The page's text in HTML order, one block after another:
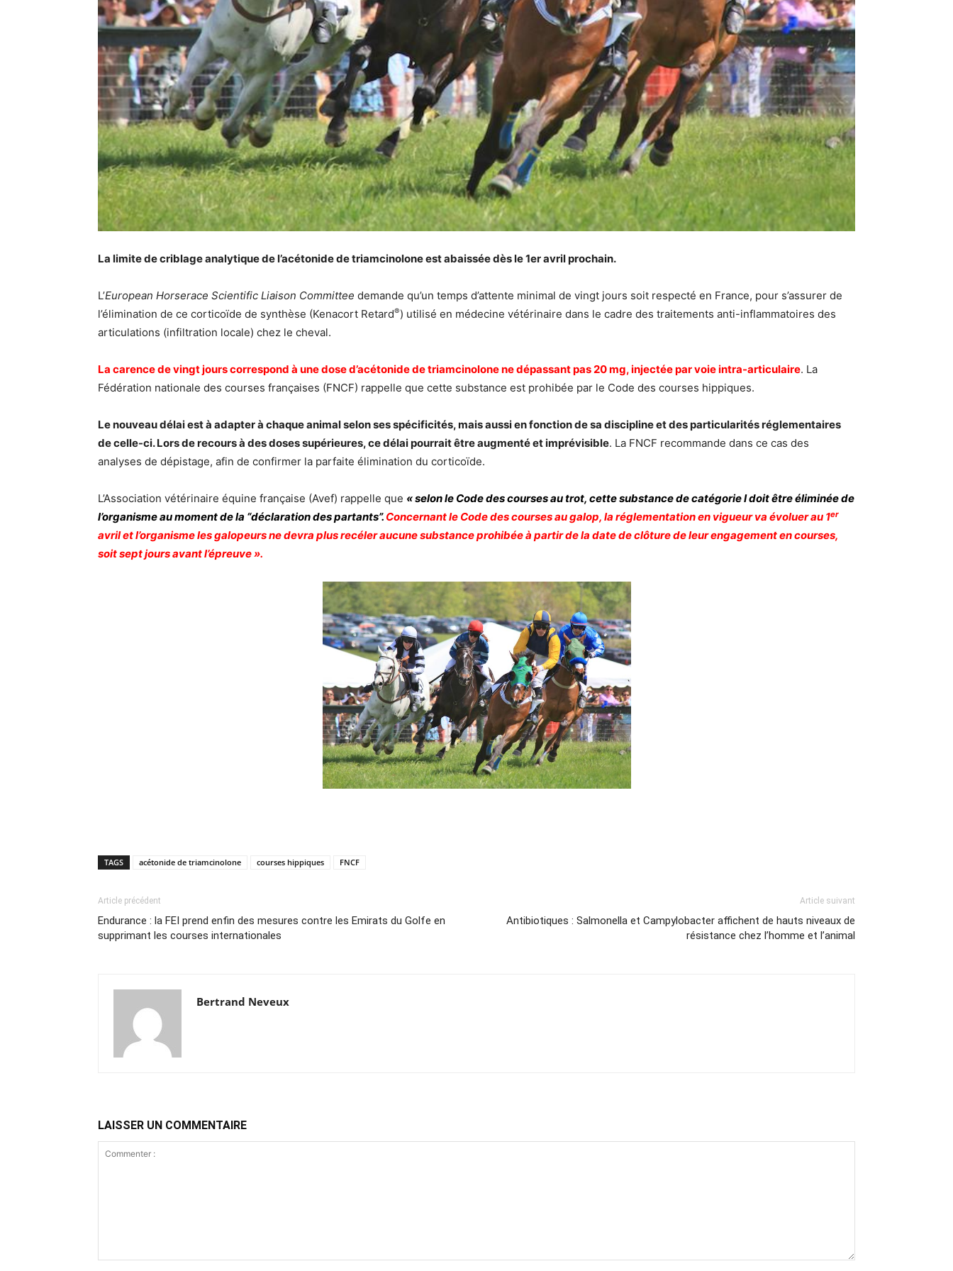
La limite de criblage analytique de l’acétonide de triamcinolone est abaissée dès le 1er avril prochain.
L’European Horserace Scientific Liaison Committee demande qu’un temps d’attente minimal de vingt jours soit respecté en France, pour s’assurer de
l’élimination de ce corticoïde de synthèse (Kenacort Retard®) utilisé en médecine vétérinaire dans le cadre des traitements anti-inflammatoires des
articulations (infiltration locale) chez le cheval.
La carence de vingt jours correspond à une dose d’acétonide de triamcinolone ne dépassant pas 20 mg, injectée par voie intra-articulaire. La
Fédération nationale des courses françaises (FNCF) rappelle que cette substance est prohibée par le Code des courses hippiques.
Le nouveau délai est à adapter à chaque animal selon ses spécificités, mais aussi en fonction de sa discipline et des particularités réglementaires
de celle-ci. Lors de recours à des doses supérieures, ce délai pourrait être augmenté et imprévisible. La FNCF recommande dans ce cas des
analyses de dépistage, afin de confirmer la parfaite élimination du corticoïde.
L’Association vétérinaire équine française (Avef) rappelle que « selon le Code des courses au trot, cette substance de catégorie I doit être éliminée de
l’organisme au moment de la “déclaration des partants”. Concernant le Code des courses au galop, la réglementation en vigueur va évoluer au 1er
avril et l’organisme les galopeurs ne devra plus recéler aucune substance prohibée à partir de la date de clôture de leur engagement en courses,
soit sept jours avant l’épreuve ».
TAGS acétonide de triamcinolone courses hippiques FNCF
Article précédent
Endurance : la FEI prend enfin des mesures contre les Emirats du Golfe en
supprimant les courses internationales
Article suivant
Antibiotiques : Salmonella et Campylobacter affichent de hauts niveaux de
résistance chez l’homme et l’animal
Bertrand Neveux
LAISSER UN COMMENTAIRE